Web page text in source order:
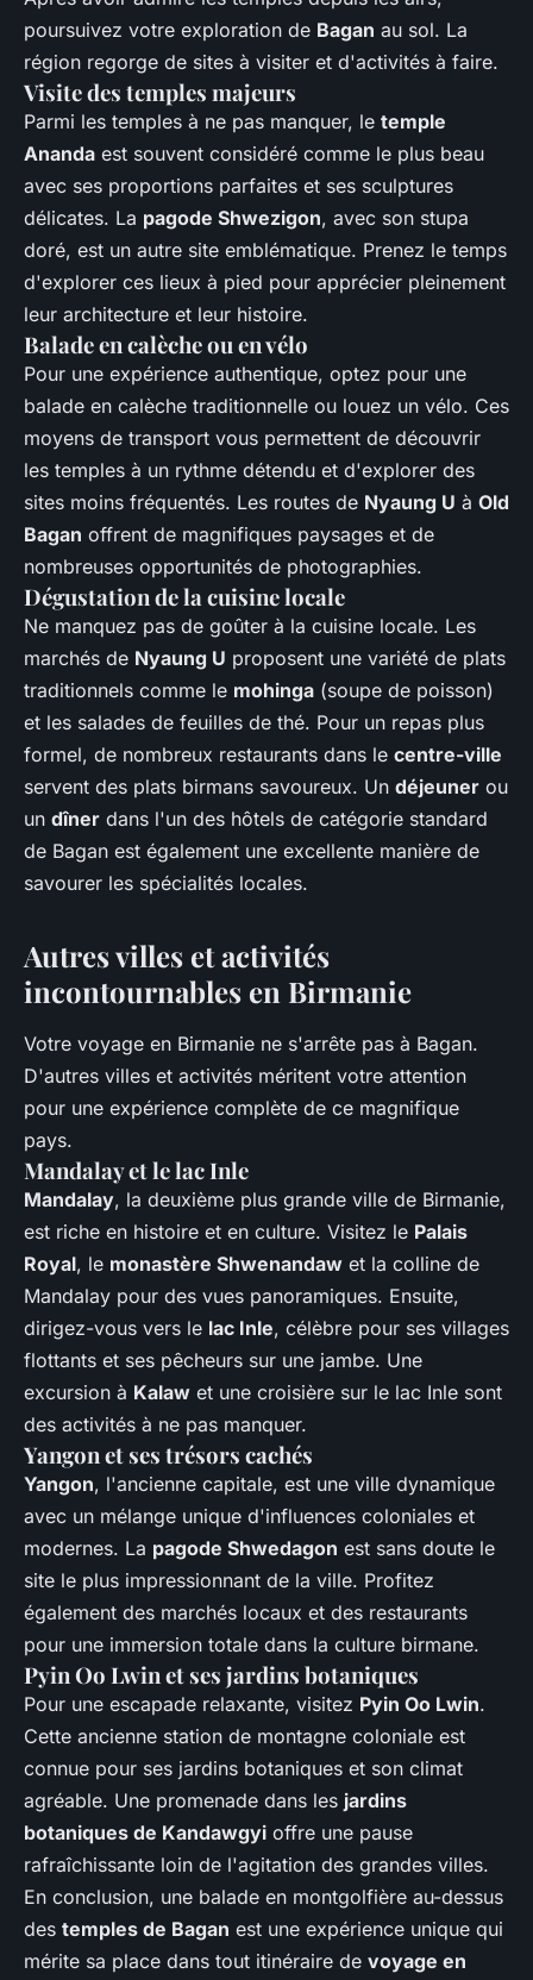
poursuivez votre exploration de Bagan au sol. La
région regorge de sites à visiter et d'activités à faire.
Visite des temples majeurs
Parmi les temples à ne pas manquer, le temple
Ananda est souvent considéré comme le plus beau
avec ses proportions parfaites et ses sculptures
délicates. La pagode Shwezigon, avec son stupa
doré, est un autre site emblématique. Prenez le temps
d'explorer ces lieux à pied pour apprécier pleinement
leur architecture et leur histoire.
Balade en calèche ou en vélo
Pour une expérience authentique, optez pour une
balade en calèche traditionnelle ou louez un vélo. Ces
moyens de transport vous permettent de découvrir
les temples à un rythme détendu et d'explorer des
sites moins fréquentés. Les routes de Nyaung U à Old
Bagan offrent de magnifiques paysages et de
nombreuses opportunités de photographies.
Dégustation de la cuisine locale
Ne manquez pas de goûter à la cuisine locale. Les
marchés de Nyaung U proposent une variété de plats
traditionnels comme le mohinga (soupe de poisson)
et les salades de feuilles de thé. Pour un repas plus
formel, de nombreux restaurants dans le centre-ville
servent des plats birmans savoureux. Un déjeuner ou
un dîner dans l'un des hôtels de catégorie standard
de Bagan est également une excellente manière de
savourer les spécialités locales.
Autres villes et activités
incontournables en Birmanie
Votre voyage en Birmanie ne s'arrête pas à Bagan.
D'autres villes et activités méritent votre attention
pour une expérience complète de ce magnifique
pays.
Mandalay et le lac Inle
Mandalay, la deuxième plus grande ville de Birmanie,
est riche en histoire et en culture. Visitez le Palais
Royal, le monastère Shwenandaw et la colline de
Mandalay pour des vues panoramiques. Ensuite,
dirigez-vous vers le lac Inle, célèbre pour ses villages
flottants et ses pêcheurs sur une jambe. Une
excursion à Kalaw et une croisière sur le lac Inle sont
des activités à ne pas manquer.
Yangon et ses trésors cachés
Yangon, l'ancienne capitale, est une ville dynamique
avec un mélange unique d'influences coloniales et
modernes. La pagode Shwedagon est sans doute le
site le plus impressionnant de la ville. Profitez
également des marchés locaux et des restaurants
pour une immersion totale dans la culture birmane.
Pyin Oo Lwin et ses jardins botaniques
Pour une escapade relaxante, visitez Pyin Oo Lwin.
Cette ancienne station de montagne coloniale est
connue pour ses jardins botaniques et son climat
agréable. Une promenade dans les jardins
botaniques de Kandawgyi offre une pause
rafraîchissante loin de l'agitation des grandes villes.
En conclusion, une balade en montgolfière au-dessus
des temples de Bagan est une expérience unique qui
mérite sa place dans tout itinéraire de voyage en